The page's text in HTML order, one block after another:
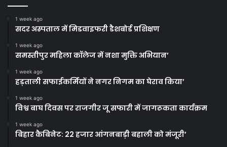
1 week ago
सदर अस्पताल में मिडवाइफरी डैशबोर्ड प्रशिक्षण
1 week ago
समस्तीपुर महिला कॉलेज में नशा मुक्ति अभियान’
1 week ago
हड़ताली सफाईकर्मियों ने नगर निगम का घेराव किया’
1 week ago
विश्व बाघ दिवस पर राजगीर जू सफारी में जागरूकता कार्यक्रम
1 week ago
बिहार कैबिनेट: 22 हजार आंगनबाड़ी बहाली को मंजूरी’